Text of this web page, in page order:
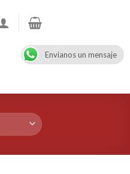
Envianos un mensaje